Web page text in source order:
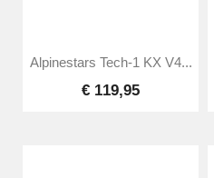
Alpinestars Tech-1 KX V4...
€ 119,95